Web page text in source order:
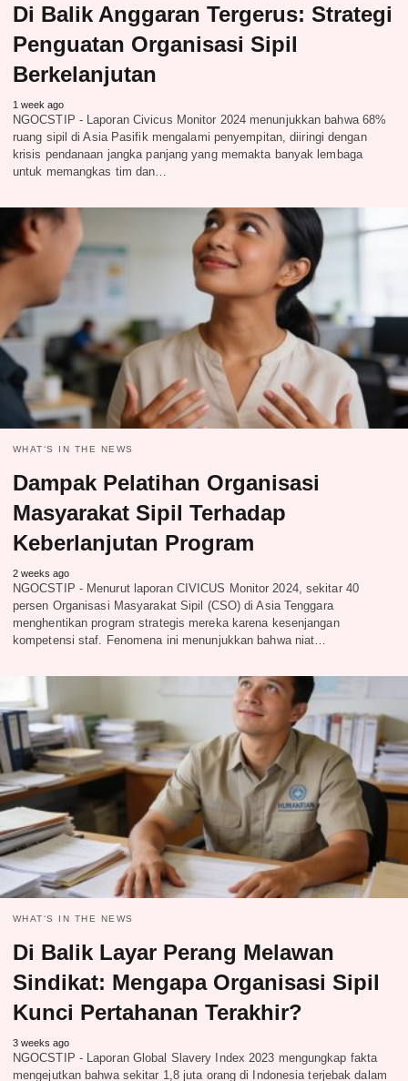
Di Balik Anggaran Tergerus: Strategi
Penguatan Organisasi Sipil
Berkelanjutan
1 week ago
NGOCSTIP - Laporan Civicus Monitor 2024 menunjukkan bahwa 68%
ruang sipil di Asia Pasifik mengalami penyempitan, diiringi dengan
krisis pendanaan jangka panjang yang memakta banyak lembaga
untuk memangkas tim dan…
WHAT‘S IN THE NEWS
Dampak Pelatihan Organisasi
Masyarakat Sipil Terhadap
Keberlanjutan Program
2 weeks ago
NGOCSTIP - Menurut laporan CIVICUS Monitor 2024, sekitar 40
persen Organisasi Masyarakat Sipil (CSO) di Asia Tenggara
menghentikan program strategis mereka karena kesenjangan
kompetensi staf. Fenomena ini menunjukkan bahwa niat…
WHAT‘S IN THE NEWS
Di Balik Layar Perang Melawan
Sindikat: Mengapa Organisasi Sipil
Kunci Pertahanan Terakhir?
3 weeks ago
NGOCSTIP - Laporan Global Slavery Index 2023 mengungkap fakta
mengejutkan bahwa sekitar 1,8 juta orang di Indonesia terjebak dalam